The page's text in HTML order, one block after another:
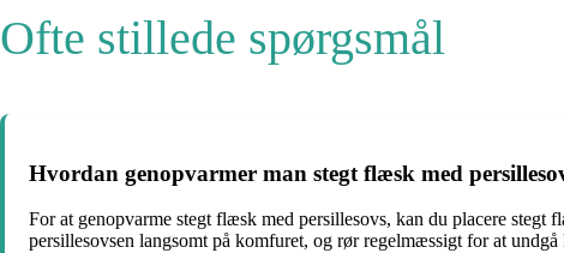
Ofte stillede spørgsmål
Hvordan genopvarmer man stegt flæsk med
For at genopvarme stegt flæsk med persillesovs, kan du placere
persillesovsen langsomt på komfuret, og rør regelmæssigt for at